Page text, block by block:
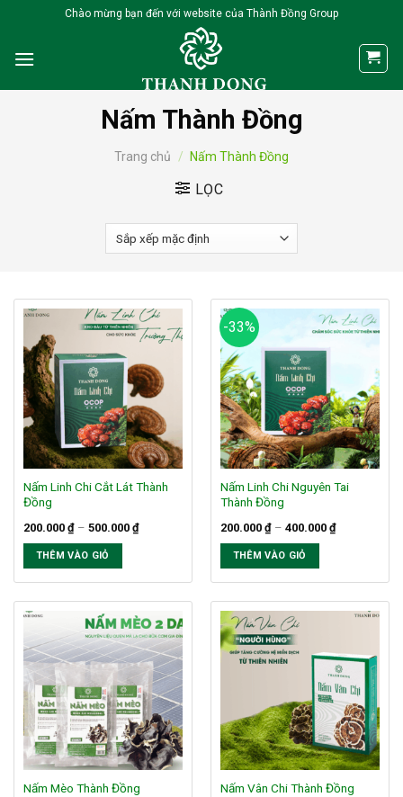
content
Chào mừng bạn đến với website của Thành Đồng Group
Nấm Thành Đồng
Trang chủ / Nấm Thành Đồng
LỌC
Nấm Linh Chi Cắt Lát Thành
Đồng
200.000 ₫ – 500.000 ₫Khoảng
giá:
500.000 ₫
THÊM VÀO GIỎ
này
nhiều
biến
thể.
Các
tùy
chọn
thể
-33%
Nấm Linh Chi Nguyên Tai
Thành Đồng
200.000 ₫ – 400.000 ₫Khoảng
giá:
400.000 ₫
THÊM VÀO GIỎ
này
có
nhiều
tùy
chọn
có
thể
Nấm Mèo Thành Đồng Nấm Vân Chi Thành Đồng